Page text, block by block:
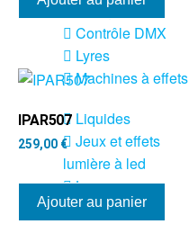
éclairage
Contrôle DMX
Lyres
Machines à effets
Liquides
Jeux et effets
lumière à led
Laser
Strobes
IPAR507
259,00 €
Ajouter au panier